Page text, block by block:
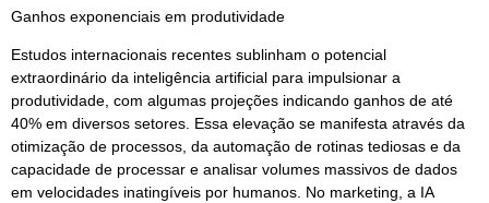
Ganhos exponenciais em produtividade
Estudos internacionais recentes sublinham o potencial
extraordinário da inteligência artificial para impulsionar a
produtividade, com algumas projeções indicando ganhos de até
40% em diversos setores. Essa elevação se manifesta através da
otimização de processos, da automação de rotinas tediosas e da
capacidade de processar e analisar volumes massivos de dados
em velocidades inatingíveis por humanos. No marketing, a IA